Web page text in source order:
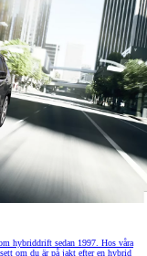
hybriddrift sedan 1997. Hos våra
om du är på jakt efter en hybrid